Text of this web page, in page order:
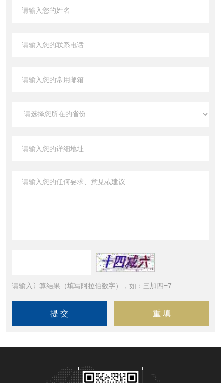
请输入计算结果（填写阿拉伯数字），如：三加四=7